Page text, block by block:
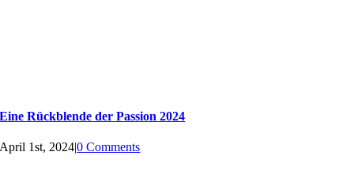
Eine Rückblende der Passion 2024
April 1st, 2024|0 Comments